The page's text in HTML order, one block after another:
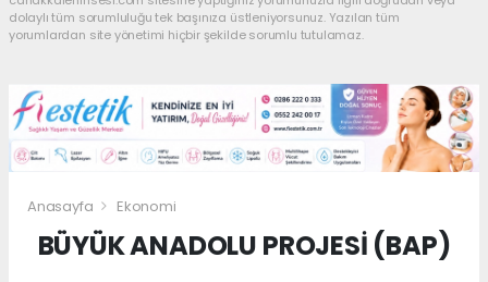
dolaylı tüm sorumluluğu tek başınıza üstleniyorsunuz. Yazılan tüm
yorumlardan site yönetimi hiçbir şekilde sorumlu tutulamaz.
Anasayfa Ekonomi
BÜYÜK ANADOLU PROJESİ (BAP)